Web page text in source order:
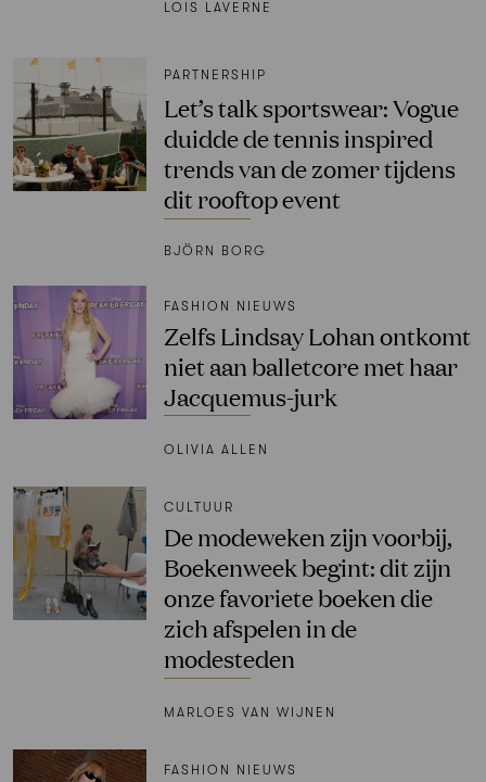
LOIS LAVERNE
PARTNERSHIP
Let’s talk sportswear: Vogue
duidde de tennis inspired
trends van de zomer tijdens
dit rooftop event
BJÖRN BORG
FASHION NIEUWS
Zelfs Lindsay Lohan ontkomt
niet aan balletcore met haar
Jacquemus-jurk
OLIVIA ALLEN
CULTUUR
De modeweken zijn voorbij,
Boekenweek begint: dit zijn
onze favoriete boeken die
zich afspelen in de
modesteden
MARLOES VAN WIJNEN
FASHION NIEUWS